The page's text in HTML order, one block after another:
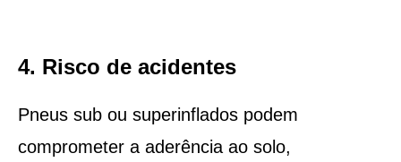
4. Risco de acidentes
Pneus sub ou superinflados podem
comprometer a aderência ao solo,